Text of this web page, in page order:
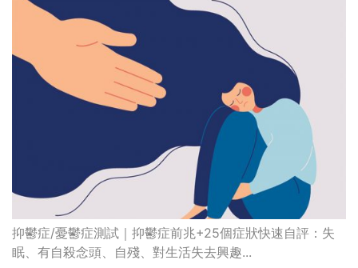
抑鬱症/憂鬱症測試｜抑鬱症前兆+25個症狀快速自評：失
眠、有自殺念頭、自殘、對生活失去興趣...